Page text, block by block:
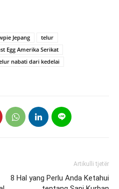
Jepang
telur
Egg Amerika Serikat
nabati dari kedelai
Artikulli tjetër
8 Hal yang Perlu Anda Ketahui